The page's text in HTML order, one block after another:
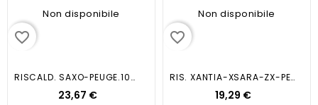
Non disponibile
favorite_border
RISCALD. SAXO-PEUGE.106 I-II
23,67 €
Non disponibile
favorite_border
RIS. XANTIA-XSARA-ZX-PEUT 306
19,29 €